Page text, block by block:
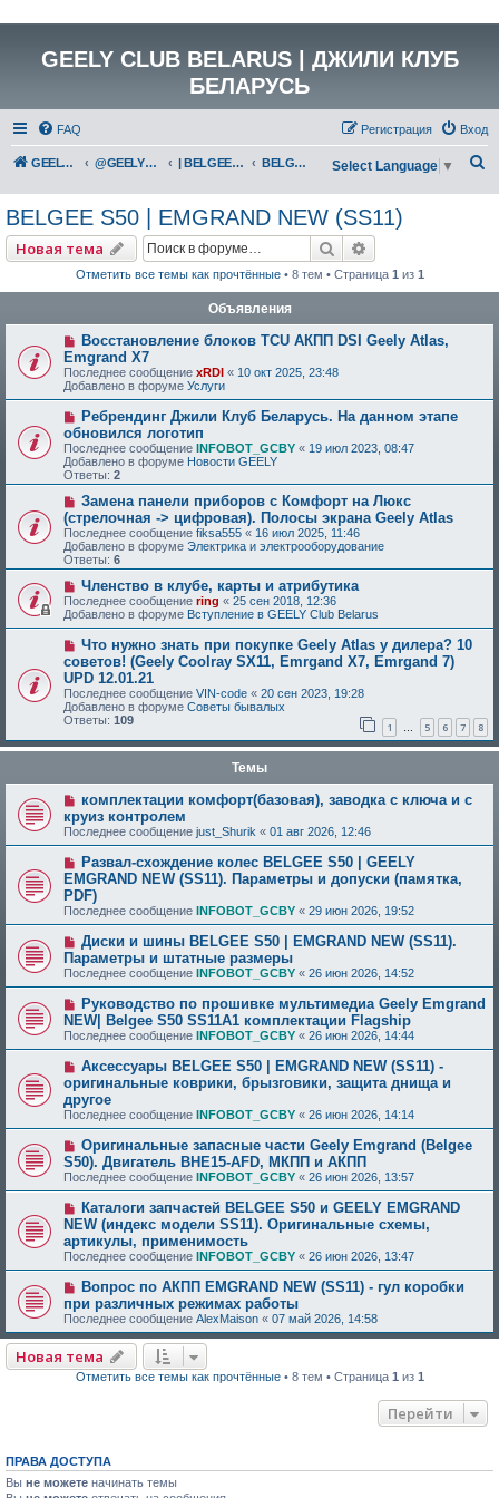
GEELY CLUB BELARUS | ДЖИЛИ КЛУБ
БЕЛАРУСЬ
FAQ Вход
Регистрация
GEELY Club Belarus @GEELYCLUBBY | BELGEE КАТАЛОГ BELGEE S50 | EMGRAND NEW (SS11) Select Language ▼
BELGEE S50 | EMGRAND NEW (SS11)
Новая тема Поиск
Отметить все темы как прочтённые• 8 тем • Страница 1 из 1
Объявления
Восстановление блоков TCU АКПП DSI Geely Atlas,
Emgrand X7
Последнее сообщение xRDI « 10 окт 2025, 23:48
Добавлено в форуме Услуги
Ребрендинг Джили Клуб Беларусь. На данном этапе
обновился логотип
Последнее сообщение INFOBOT_GCBY « 19 июл 2023, 08:47
Добавлено в форуме Новости GEELY
Ответы: 2
Замена панели приборов с Комфорт на Люкс
(стрелочная -> цифровая). Полосы экрана Geely Atlas
Последнее сообщение fiksa555 « 16 июл 2025, 11:46
Добавлено в форуме Электрика и электрооборудование
Ответы: 6
Членство в клубе, карты и атрибутика
Последнее сообщение ring « 25 сен 2018, 12:36
Добавлено в форуме Вступление в GEELY Club Belarus
Что нужно знать при покупке Geely Atlas у дилера? 10
советов! (Geely Coolray SX11, Emrgand X7, Emrgand 7)
UPD 12.01.21
Последнее сообщение VIN-code « 20 сен 2023, 19:28
Добавлено в форуме Советы бывалых
Ответы: 109 1 … 5 6 7 8
Темы
комплектации комфорт(базовая), заводка с ключа и с
круиз контролем
Последнее сообщение just_Shurik « 01 авг 2026, 12:46
Развал-схождение колес BELGEE S50 | GEELY
EMGRAND NEW (SS11). Параметры и допуски (памятка,
PDF)
Последнее сообщение INFOBOT_GCBY « 29 июн 2026, 19:52
Диски и шины BELGEE S50 | EMGRAND NEW (SS11).
Параметры и штатные размеры
Последнее сообщение INFOBOT_GCBY « 26 июн 2026, 14:52
Руководство по прошивке мультимедиа Geely Emgrand
NEW| Belgee S50 SS11A1 комплектации Flagship
Последнее сообщение INFOBOT_GCBY « 26 июн 2026, 14:44
Аксессуары BELGEE S50 | EMGRAND NEW (SS11) -
оригинальные коврики, брызговики, защита днища и
другое
Последнее сообщение INFOBOT_GCBY « 26 июн 2026, 14:14
Оригинальные запасные части Geely Emgrand (Belgee
S50). Двигатель BHE15-AFD, МКПП и АКПП
Последнее сообщение INFOBOT_GCBY « 26 июн 2026, 13:57
Каталоги запчастей BELGEE S50 и GEELY EMGRAND
NEW (индекс модели SS11). Оригинальные схемы,
артикулы, применимость
Последнее сообщение INFOBOT_GCBY « 26 июн 2026, 13:47
Вопрос по АКПП EMGRAND NEW (SS11) - гул коробки
при различных режимах работы
Последнее сообщение AlexMaison « 07 май 2026, 14:58
Новая тема
Отметить все темы как прочтённые• 8 тем • Страница 1 из 1
Перейти
ПРАВА ДОСТУПА
Вы не можете начинать темы